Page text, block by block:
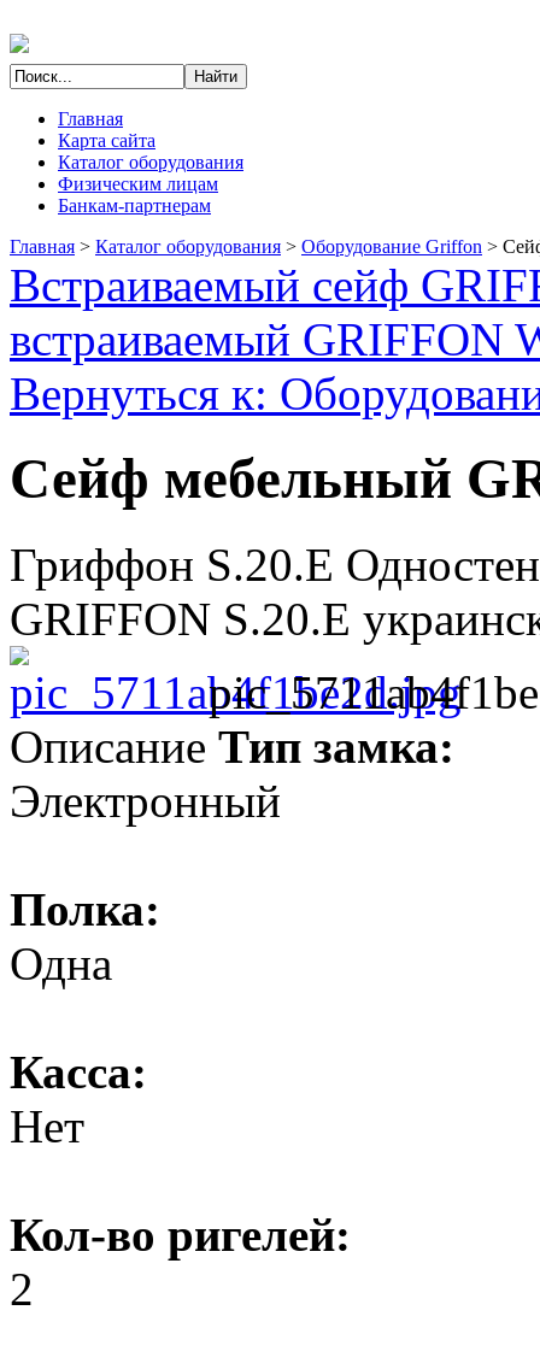
Главная
Карта сайта
Каталог оборудования
Физическим лицам
Банкам-партнерам
Главная > Каталог оборудования > Оборудование Griffon >
Встраиваемый сейф
встраиваемый GRIFFON
Вернуться к:
Сейф мебельный
Гриффон S.20.E
GRIFFON S.20.E
Описание Тип замка:
Электронный
Полка:
Одна
Касса:
Нет
Кол-во ригелей:
2